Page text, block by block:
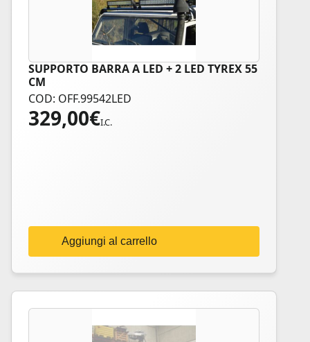
SUPPORTO BARRA A LED + 2 LED TYREX 55
CM
COD: OFF.99542LED
329,00€I.C.
Aggiungi al carrello